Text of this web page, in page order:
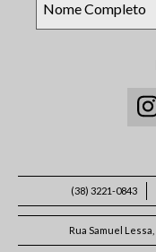
(38) 3221-0843
Rua Samuel